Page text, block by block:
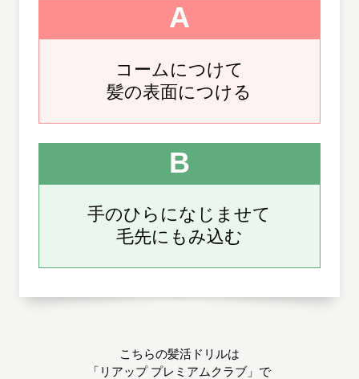
A
コームにつけて
髪の表面につける
B
手のひらになじませて
毛先にもみ込む
こちらの髪活ドリルは
「リアップ プレミアムクラブ」で